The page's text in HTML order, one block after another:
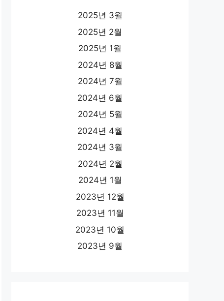
2025년 3월
2025년 2월
2025년 1월
2024년 8월
2024년 7월
2024년 6월
2024년 5월
2024년 4월
2024년 3월
2024년 2월
2024년 1월
2023년 12월
2023년 11월
2023년 10월
2023년 9월